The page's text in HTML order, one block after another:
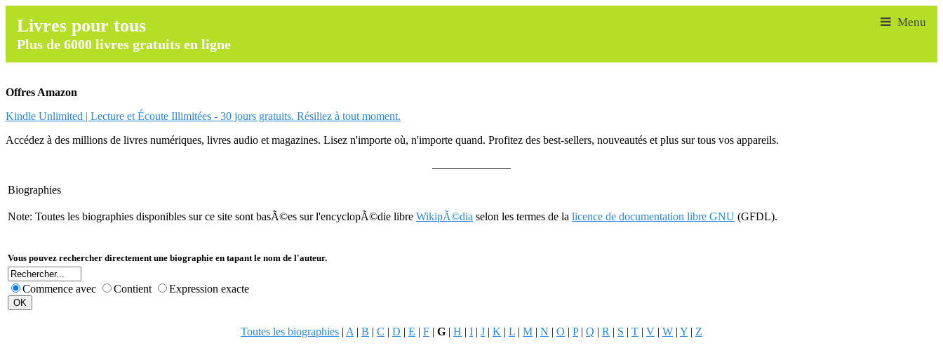
Livres pour tous
Plus de 6000 livres gratuits en ligne
Offres Amazon
Kindle Unlimited | Lecture et Écoute Illimitées - 30 jours gratuits. Résiliez à tout moment.
Accédez à des millions de livres numériques, livres audio et magazines. Lisez n'importe où, n'importe quand. Profitez des best-sellers, nouveautés et plus sur tous vos appareils.
Biographies
Note: Toutes les biographies disponibles sur ce site sont basÃ©es sur l'encyclopÃ©die libre WikipÃ©dia selon les termes de la licence de documentation libre GNU (GFDL).
Vous pouvez rechercher directement une biographie en tapant le nom de l'auteur.
Commence avec Contient Expression exacte
Toutes les biographies | A | B | C | D | E | F | G | H | I | J | K | L | M | N | O | P| Q | R | S | T | V | W | Y | Z